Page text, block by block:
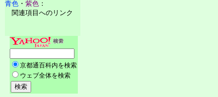
青色 ・ 紫色 ：
関連項目へのリンク